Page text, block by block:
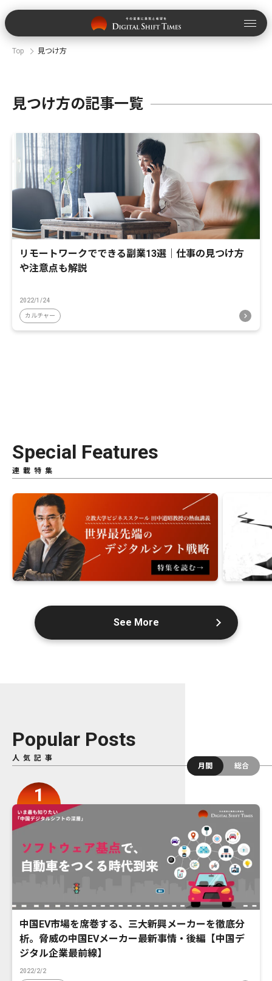
Top 見つけ方
見つけ方の記事一覧
リモートワークでできる副業13選｜仕事の見つけ方
や注意点も解説
2022/1/24
カルチャー
Special Features
連載特集
See More
Popular Posts
人気記事
月間
総合
中国EV市場を席巻する、三大新興メーカーを徹底分
析。脅威の中国EVメーカー最新事情・後編【中国デ
ジタル企業最前線】
2022/2/2